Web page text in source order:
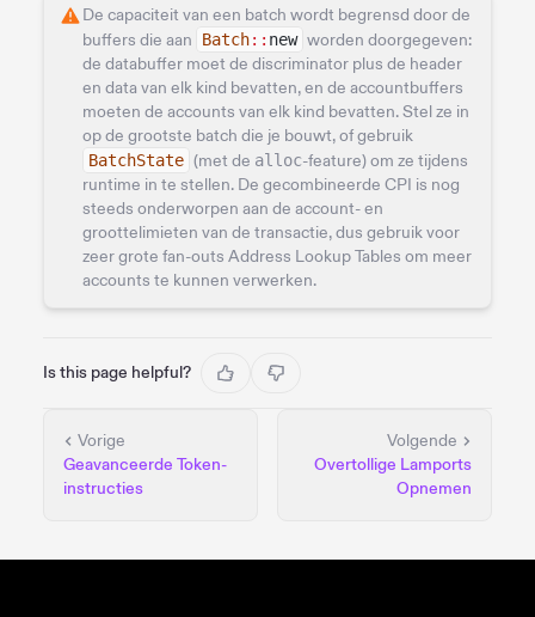
De capaciteit van een batch wordt begrensd door de
buffers die aan
Batch:: new worden doorgegeven:
de databuffer moet de discriminator plus de header
en data van elk kind bevatten, en de accountbuffers
moeten de accounts van elk kind bevatten. Stel ze in
op de grootste batch die je bouwt, of gebruik
BatchState (met de alloc-feature) om ze tijdens
runtime in te stellen. De gecombineerde CPI is nog
steeds onderworpen aan de account- en
groottelimieten van de transactie, dus gebruik voor
zeer grote fan-outs Address Lookup Tables om meer
accounts te kunnen verwerken.
Is this page helpful?
Vorige
Geavanceerde Token-
instructies
Volgende
Overtollige Lamports
Opnemen